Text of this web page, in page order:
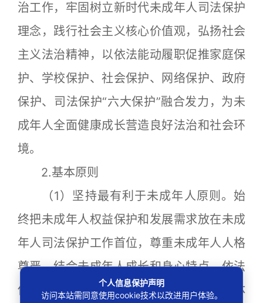
治工作，牢固树立新时代未成年人司法保护
理念，践行社会主义核心价值观，弘扬社会
主义法治精神，以依法能动履职促推家庭保
护、学校保护、社会保护、网络保护、政府
保护、司法保护“六大保护”融合发力，为未
成年人全面健康成长营造良好法治和社会环
境。
2.基本原则
（1）坚持最有利于未成年人原则。始
终把未成年人权益保护和发展需求放在未成
年人司法保护工作首位，尊重未成年人人格
尊严，结合未成年人成长和身心特点，依法
保护涉案未成年人的名誉、隐私和各项实体
个人信息保护声明
访问本站需同意使用cookie技术以改进用户体验。